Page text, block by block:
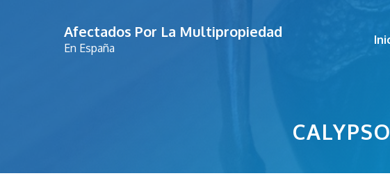
Afectados Por La Multipropiedad
En España